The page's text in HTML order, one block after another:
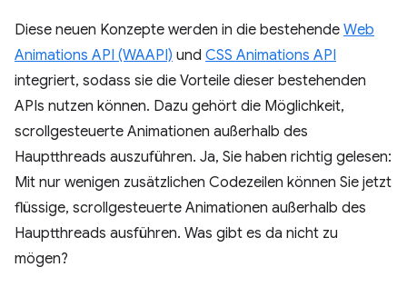
Diese neuen Konzepte werden in die bestehende Web
Animations API (WAAPI) und CSS Animations API
integriert, sodass sie die Vorteile dieser bestehenden
APIs nutzen können. Dazu gehört die Möglichkeit,
scrollgesteuerte Animationen außerhalb des
Hauptthreads auszuführen. Ja, Sie haben richtig gelesen:
Mit nur wenigen zusätzlichen Codezeilen können Sie jetzt
flüssige, scrollgesteuerte Animationen außerhalb des
Hauptthreads ausführen. Was gibt es da nicht zu
mögen?